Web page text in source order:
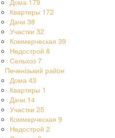
Дома 179
Квартиры 172
Дачи 38
Участки 32
Коммерческая 39
Недострой 6
Сельхоз 7
Печенізький район
Дома 43
Квартиры 1
Дачи 14
Участки 25
Коммерческая 9
Недострой 2